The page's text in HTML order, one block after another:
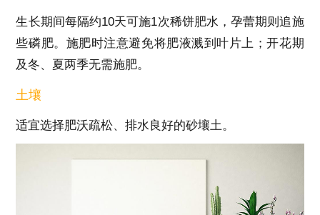
生长期间每隔约10天可施1次稀饼肥水，孕蕾期则追施
些磷肥。施肥时注意避免将肥液溅到叶片上；开花期
及冬、夏两季无需施肥。
土壤
适宜选择肥沃疏松、排水良好的砂壤土。